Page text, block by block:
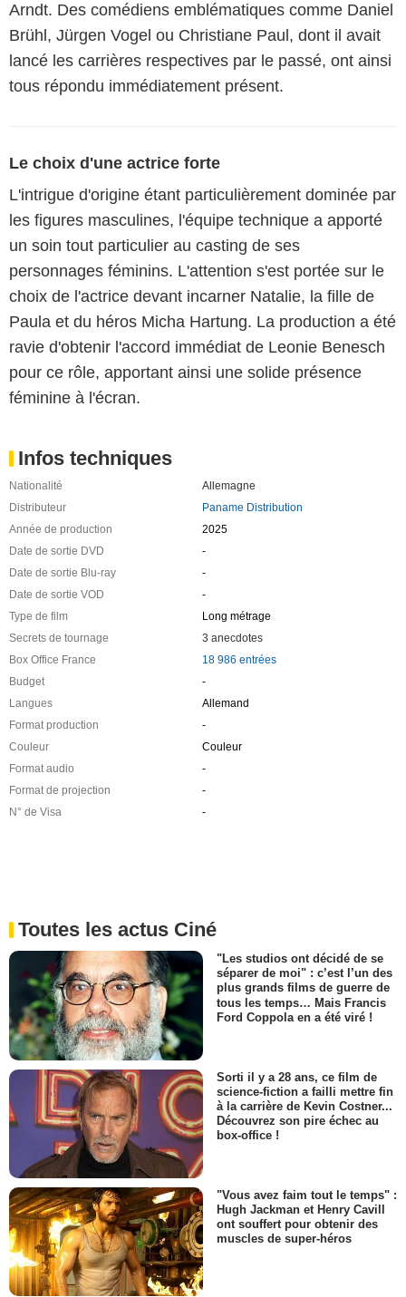
Arndt. Des comédiens emblématiques comme Daniel
Brühl, Jürgen Vogel ou Christiane Paul, dont il avait
lancé les carrières respectives par le passé, ont ainsi
tous répondu immédiatement présent.
Le choix d'une actrice forte
L'intrigue d'origine étant particulièrement dominée par
les figures masculines, l'équipe technique a apporté
un soin tout particulier au casting de ses
personnages féminins. L'attention s'est portée sur le
choix de l'actrice devant incarner Natalie, la fille de
Paula et du héros Micha Hartung. La production a été
ravie d'obtenir l'accord immédiat de Leonie Benesch
pour ce rôle, apportant ainsi une solide présence
féminine à l'écran.
Infos techniques
Nationalité
Allemagne
Distributeur
Paname Distribution
Année de production
2025
Date de sortie DVD
-
Date de sortie Blu-ray
-
Date de sortie VOD
-
Type de film
Long métrage
Secrets de tournage
3 anecdotes
Box Office France
18 986 entrées
Budget
-
Langues
Allemand
Format production
-
Couleur
Couleur
Format audio
-
Format de projection
-
N° de Visa
-
Toutes les actus Ciné
"Les studios ont décidé de se
séparer de moi" : c’est l’un des
plus grands films de guerre de
tous les temps… Mais Francis
Ford Coppola en a été viré !
Sorti il y a 28 ans, ce film de
science-fiction a failli mettre fin
à la carrière de Kevin Costner...
Découvrez son pire échec au
box-office !
"Vous avez faim tout le temps" :
Hugh Jackman et Henry Cavill
ont souffert pour obtenir des
muscles de super-héros